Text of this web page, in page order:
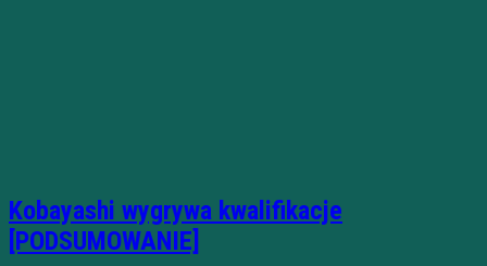
Kobayashi wygrywa kwalifikacje
[PODSUMOWANIE]